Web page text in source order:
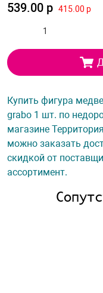
539.00 р 415.00 р
Купить фигура
grabo 1 шт. по
магазине
можно заказать
скидкой от
ассортимент.